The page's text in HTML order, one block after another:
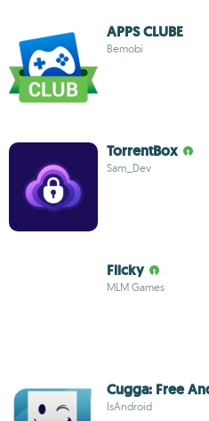
APPS CLUBE
Bemobi
TorrentBox
Sam_Dev
Flicky
MLM Games
Cugga: Free
IsAndroid